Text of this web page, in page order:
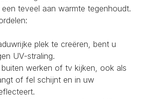
teveel aan warmte tegenhoudt.
plek te creëren, bent u
UV-straling.
werken of tv kijken, ook als
of fel schijnt en in uw